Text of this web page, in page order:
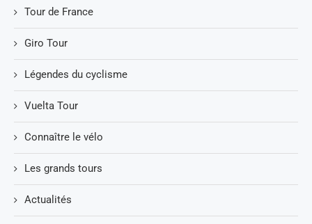
Tour de France
Giro Tour
Légendes du cyclisme
Vuelta Tour
Connaître le vélo
Les grands tours
Actualités